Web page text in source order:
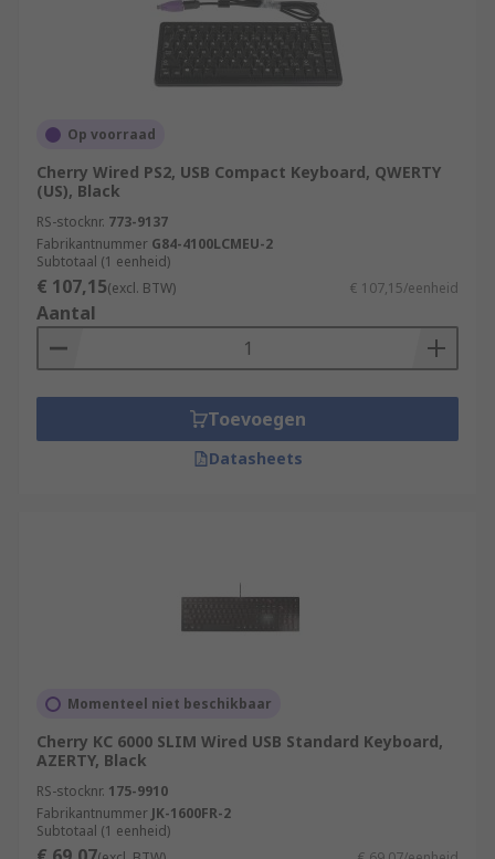
Op voorraad
Cherry Wired PS2, USB Compact Keyboard, QWERTY
(US), Black
RS-stocknr. 773-9137
Fabrikantnummer G84-4100LCMEU-2
Subtotaal (1 eenheid)
€ 107,15(excl. BTW) € 107,15/eenheid
Aantal
Toevoegen
Datasheets
Momenteel niet beschikbaar
Cherry KC 6000 SLIM Wired USB Standard Keyboard,
AZERTY, Black
RS-stocknr. 175-9910
Fabrikantnummer JK-1600FR-2
Subtotaal (1 eenheid)